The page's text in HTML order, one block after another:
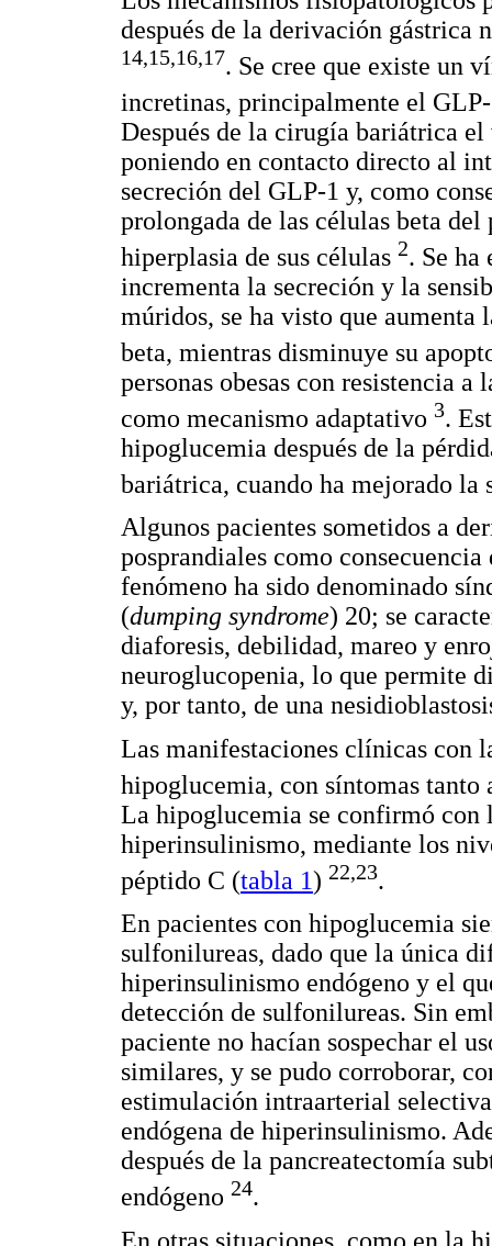
después de la derivación gástrica
14,15,16,17. Se cree que existe un
incretinas, principalmente el
Después de la cirugía bariátrica
poniendo en contacto directo al
secreción del GLP-1 y, como
prolongada de las células beta
hiperplasia de sus células 2. Se ha
incrementa la secreción y la
múridos, se ha visto que
beta, mientras disminuye su
personas obesas con resistencia
como mecanismo adaptativo 3.
hipoglucemia después de la
bariátrica, cuando ha mejorado
Algunos pacientes sometidos a
posprandiales como
fenómeno ha sido denominado
(dumping syndrome) 20; se
diaforesis, debilidad, mareo y
neuroglucopenia, lo que permite
y, por tanto, de una
Las manifestaciones clínicas con
hipoglucemia, con síntomas
La hipoglucemia se confirmó con
hiperinsulinismo, mediante los
péptido C (tabla 1) 22,23.
En pacientes con hipoglucemia
sulfonilureas, dado que la única
hiperinsulinismo endógeno y el
detección de sulfonilureas. Sin
paciente no hacían sospechar el
similares, y se pudo corroborar,
estimulación intraarterial
endógena de hiperinsulinismo.
después de la pancreatectomía
endógeno 24.